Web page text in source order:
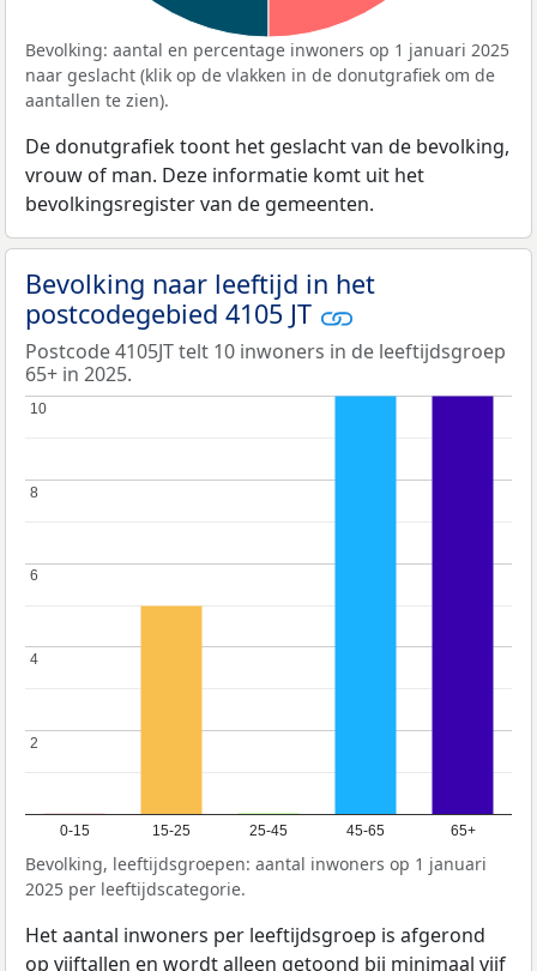
Bevolking: aantal en percentage inwoners op 1 januari 2025
naar geslacht (klik op de vlakken in de donutgrafiek om de
aantallen te zien).
De donutgrafiek toont het geslacht van de bevolking,
vrouw of man. Deze informatie komt uit het
bevolkingsregister van de gemeenten.
Bevolking naar leeftijd in het
postcodegebied 4105 JT
Postcode 4105JT telt 10 inwoners in de leeftijdsgroep
65+ in 2025.
0-15 15-25 25-45 45-65 65+
2
2
4
4
6
6
8
8
10
10
Bevolking, leeftijdsgroepen: aantal inwoners op 1 januari
2025 per leeftijdscategorie.
Het aantal inwoners per leeftijdsgroep is afgerond
op vijftallen en wordt alleen getoond bij minimaal vijf